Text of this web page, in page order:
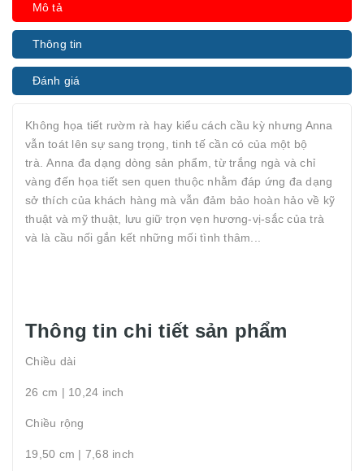
Mô tả
Thông tin
Đánh giá
Không họa tiết rườm rà hay kiểu cách cầu kỳ nhưng Anna
vẫn toát lên sự sang trọng, tinh tế cần có của một bộ
trà. Anna đa dạng dòng sản phẩm, từ trắng ngà và chỉ
vàng đến họa tiết sen quen thuộc nhằm đáp ứng đa dạng
sở thích của khách hàng mà vẫn đảm bảo hoàn hảo về kỹ
thuật và mỹ thuật, lưu giữ trọn vẹn hương-vị-sắc của trà
và là cầu nối gắn kết những mối tình thâm...
Thông tin chi tiết sản phẩm
Chiều dài
26 cm | 10,24 inch
Chiều rộng
19,50 cm | 7,68 inch